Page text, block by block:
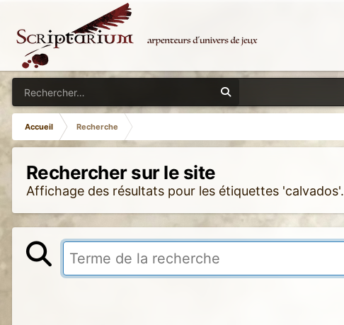
Accueil
Recherche
Rechercher sur le site
Affichage des résultats pour les étiquettes 'calvados'.